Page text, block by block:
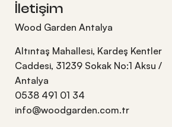
İletişim
Wood Garden Antalya
Altıntaş Mahallesi, Kardeş Kentler
Caddesi, 31239 Sokak No:1 Aksu /
Antalya
0538 491 01 34
info@woodgarden.com.tr